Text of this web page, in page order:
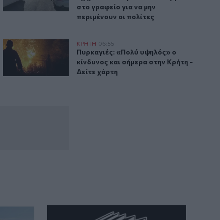
στο γραφείο για να μην
περιμένουν οι πολίτες
φωτιές
νομοσχέδιο επιβολής κυρώσεων στη Ρωσία
Γερουσία για το νομοσχέδιο επιβολής κυρώσεων στη
Πυρκαγιές: «Πολύ υψηλός» ο κίνδυνος και σήμερα στην
ΚΡΗΤΗ 06:55
Πυρκαγιές: «Πολύ υψηλός» ο
Πυρκαγιές: «Πολύ υψηλός» ο
κίνδυνος και σήμερα στην Κρήτη -
Δείτε χάρτη